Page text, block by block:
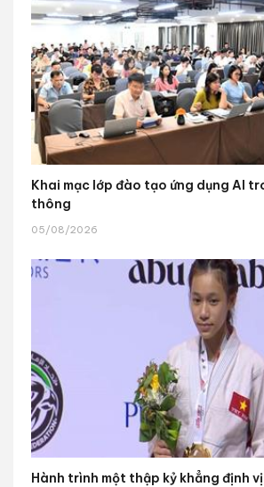
Khai mạc lớp đào tạo ứng dụng AI
thông
05/08/2026
Hành trình một thập kỷ khẳng định